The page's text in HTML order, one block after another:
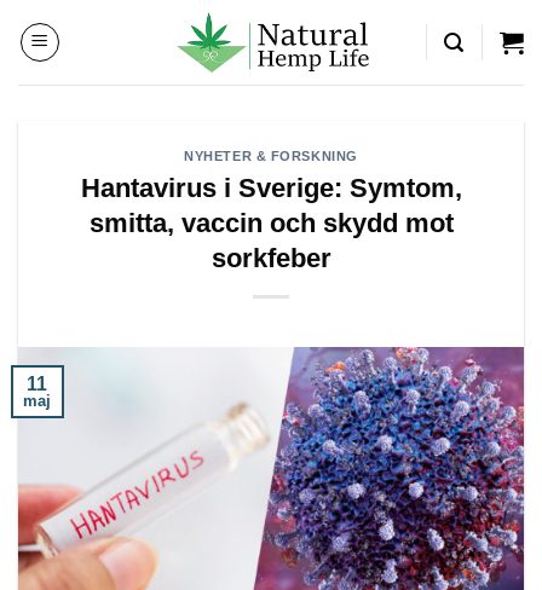
NYHETER & FORSKNING
Hantavirus i Sverige: Symtom,
smitta, vaccin och skydd mot
sorkfeber
11
maj